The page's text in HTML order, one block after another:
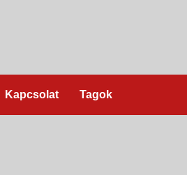
Kapcsolat Tagok